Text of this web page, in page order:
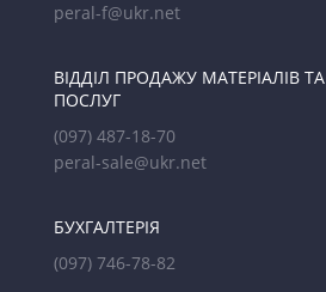
peral-f@ukr.net
ВІДДІЛ ПРОДАЖУ МАТЕРІАЛІВ ТА
ПОСЛУГ
(097) 487-18-70
peral-sale@ukr.net
БУХГАЛТЕРІЯ
(097) 746-78-82